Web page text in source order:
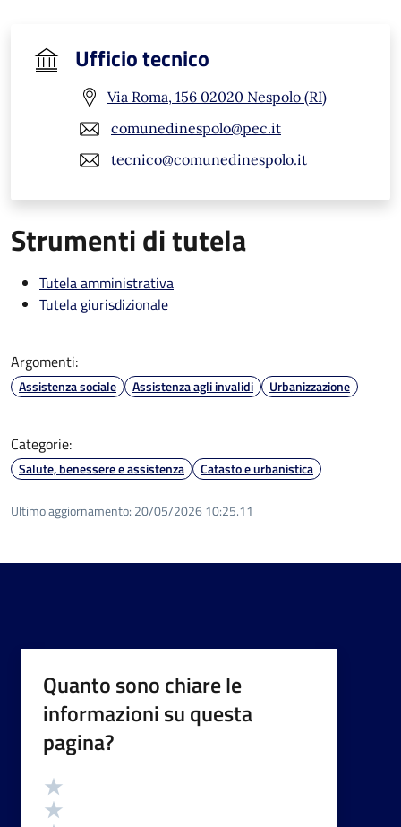
Ufficio tecnico
Via Roma, 156 02020 Nespolo (RI)
comunedinespolo@pec.it
tecnico@comunedinespolo.it
Strumenti di tutela
Tutela amministrativa
Tutela giurisdizionale
Argomenti:
Assistenza sociale Assistenza agli invalidi Urbanizzazione
Categorie:
Salute, benessere e assistenza Catasto e urbanistica
Ultimo aggiornamento: 20/05/2026 10:25.11
Quanto sono chiare le
informazioni su questa
pagina?
Valutazione